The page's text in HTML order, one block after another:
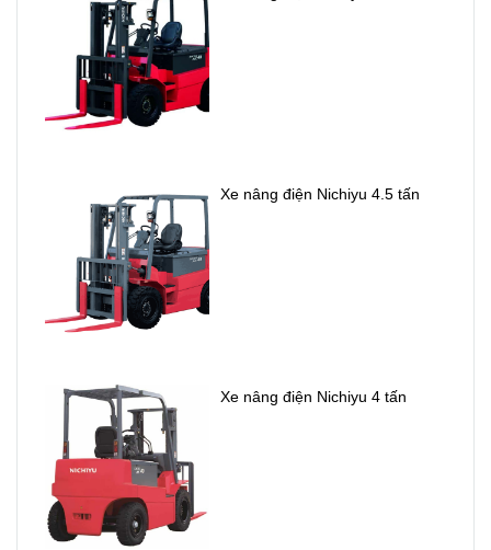
Xe nâng điện Nichiyu 4.5 tấn
Xe nâng điện Nichiyu 4 tấn